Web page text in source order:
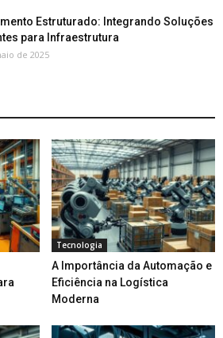
Estruturado: Integrando Soluções
para Infraestrutura
de 2025
Tecnologia
A Importância da Automação e
Eficiência na Logística
Moderna